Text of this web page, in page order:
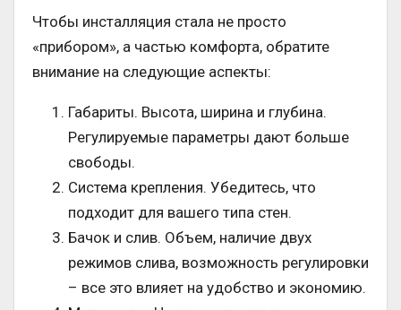
Чтобы инсталляция стала не просто
«прибором», а частью комфорта, обратите
внимание на следующие аспекты:
Габариты. Высота, ширина и глубина.
Регулируемые параметры дают больше
свободы.
Система крепления. Убедитесь, что
подходит для вашего типа стен.
Бачок и слив. Объем, наличие двух
режимов слива, возможность регулировки
– все это влияет на удобство и экономию.